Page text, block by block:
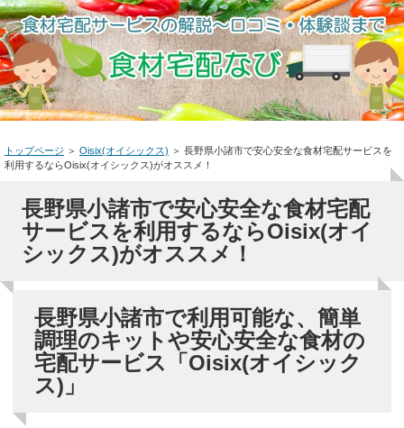
トップページ ＞ Oisix(オイシックス) ＞ 長野県小諸市で安心安全な食材宅配サービスを
利用するならOisix(オイシックス)がオススメ！
長野県小諸市で安心安全な食材宅配
サービスを利用するならOisix(オイ
シックス)がオススメ！
長野県小諸市で利用可能な、簡単
調理のキットや安心安全な食材の
宅配サービス「Oisix(オイシック
ス)」